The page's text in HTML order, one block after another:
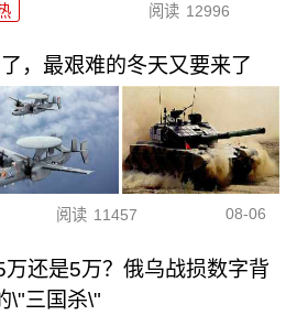
阅读 12996
，最艰难的冬天又要来了
阅读 11457 08-06
万还是5万？俄乌战损数字背
\"三国杀\"